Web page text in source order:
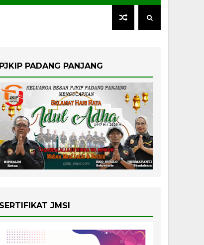
PJKIP PADANG PANJANG
SERTIFIKAT JMSI